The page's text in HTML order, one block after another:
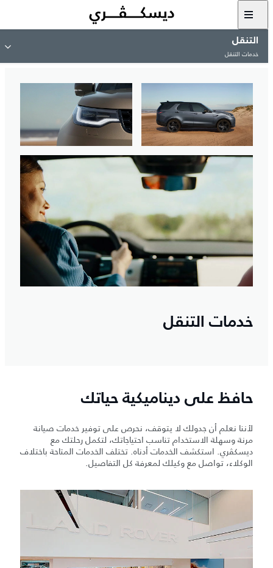
التنقل
خدمات التنقل
خدمات التنقل
حافظ على ديناميكية حياتك
لأننا نعلم أن جدولك لا يتوقف، نحرص على توفير خدمات صيانة
مرنة وسهلة الاستخدام تناسب احتياجاتك، لتكمل رحلتك مع
ديسكڤري. استكشف الخدمات أدناه. تختلف الخدمات المتاحة باختلاف
الوكلاء، تواصل مع وكيلك لمعرفة كل التفاصيل.